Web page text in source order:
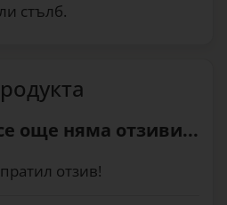
стълб.
още няма отзиви...
отзив!